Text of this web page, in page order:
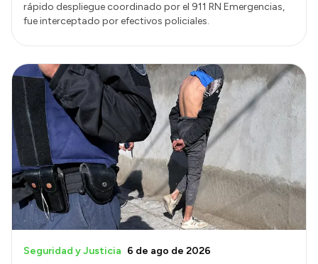
rápido despliegue coordinado por el 911 RN Emergencias,
fue interceptado por efectivos policiales.
Seguridad y Justicia 6 de ago de 2026